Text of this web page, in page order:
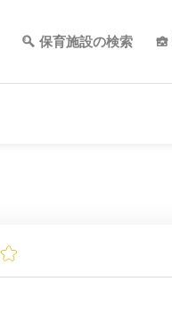
保育施設の検索